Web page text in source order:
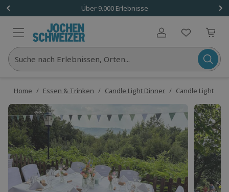
Über 9.000 Erlebnisse
Benutzerkonto
Suche nach Erlebnissen, Orten...
Home / Essen & Trinken / Candle Light Dinner / Candle Light